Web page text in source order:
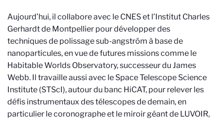
Aujourd’hui, il collabore avec le CNES et l’Institut Charles
Gerhardt de Montpellier pour développer des
techniques de polissage sub-angström à base de
nanoparticules, en vue de futures missions comme le
Habitable Worlds Observatory, successeur du James
Webb. Il travaille aussi avec le Space Telescope Science
Institute (STScI), autour du banc HiCAT, pour relever les
défis instrumentaux des télescopes de demain, en
particulier le coronographe et le miroir géant de LUVOIR,